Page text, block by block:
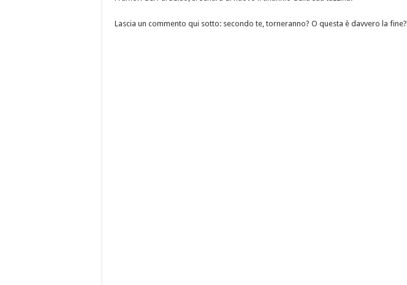
Lascia un commento qui sotto: secondo te, torneranno? O questa è davvero la fine?